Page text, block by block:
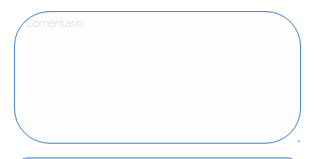
Comentario